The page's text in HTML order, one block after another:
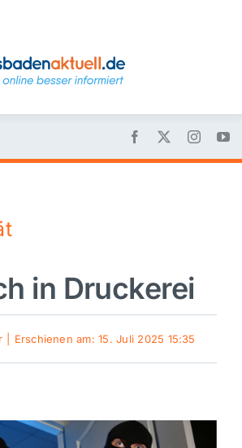
in Druckerei
Erschienen am: 15. Juli 2025 15:35